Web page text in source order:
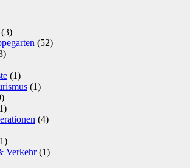
(3)
(52)
(1)
(1)
(4)
Verkehr(1)